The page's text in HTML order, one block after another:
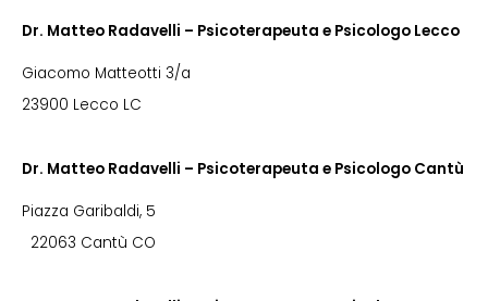
Dr. Matteo Radavelli – Psicoterapeuta e Psicologo Lecco
Giacomo Matteotti 3/a
23900 Lecco LC
Dr. Matteo Radavelli – Psicoterapeuta e Psicologo Cantù
Piazza Garibaldi, 5
22063 Cantù CO